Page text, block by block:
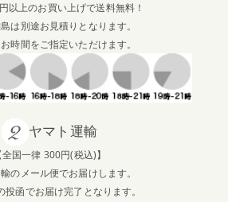
ヒーメーカーが当たる！暮らしを整
ン開催中です
ReBakerが当たる！夏のダブルSNS
せ
以上のお買い上げで送料無料！
は別途お見積りとなります。
時間をご指定いただけます。
ヤマト運輸
全国一律 300円(税込)】
のメール便でお届けします。
投函でお届け完了となります。